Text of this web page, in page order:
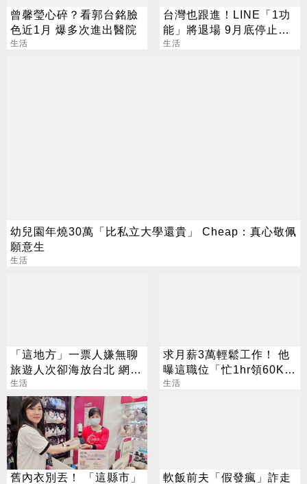
曾馨瑩心碎？看郭台銘臉
色近1月 爆多次進出醫院
生活
台灣也跟進！LINE「1功
能」將退場 9月底停止服
務
生活
幼兒園年燒30萬「比私立大學還貴」 Cheap：真心敬佩
願意生
生活
「這地方」一票人嫌無聊
旅遊人次卻海放台北 網曝
關鍵優勢
生活
求月薪3萬輕鬆工作！ 他
曝這職位「忙1hr領60K」
網瘋問：在哪
生活
舊內衣別丟！ 「這縣市」
軟飯前夫「假發瘋」詐走